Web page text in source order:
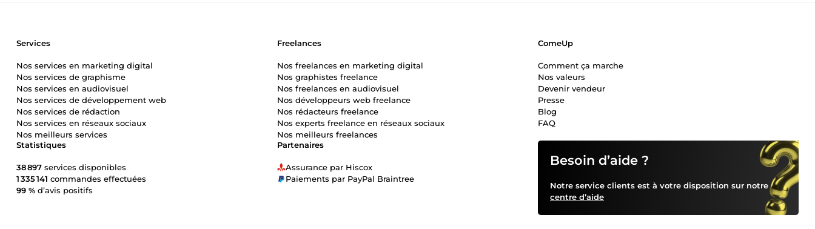
Besoin d’aide ?
Notre service clients est à votre disposition sur notre
centre d’aide
Partenaires
Assurance par Hiscox
Paiements par PayPal Braintree
Statistiques
38 897 services disponibles
1 335 141 commandes effectuées
99 % d’avis positifs
Services
Nos services en marketing digital
Nos services de graphisme
Nos services en audiovisuel
Nos services de développement web
Nos services de rédaction
Nos services en réseaux sociaux
Nos meilleurs services
Freelances
Nos freelances en marketing digital
Nos graphistes freelance
Nos freelances en audiovisuel
Nos développeurs web freelance
Nos rédacteurs freelance
Nos experts freelance en réseaux sociaux
Nos meilleurs freelances
ComeUp
Comment ça marche
Nos valeurs
Devenir vendeur
Presse
Blog
FAQ